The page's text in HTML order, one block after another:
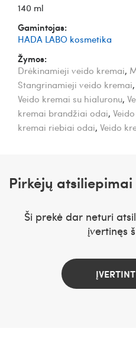
140 ml
Gamintojas:
HADA LABO kosmetika
Žymos:
Drėkinamieji veido kremai,
Stangrinamieji veido kremai,
Veido kremai su hialuronu,
kremai brandžiai odai,
kremai riebiai odai, Veido
Pirkėjų atsiliepimai
Ši prekė dar neturi
įvertinęs